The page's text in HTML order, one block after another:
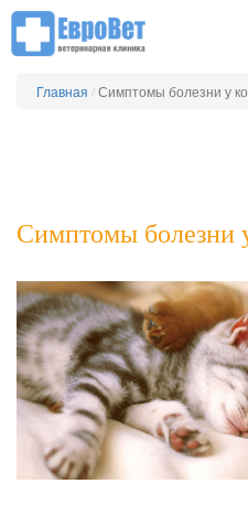
Главная /Симптомы болезни у
Симптомы болезни